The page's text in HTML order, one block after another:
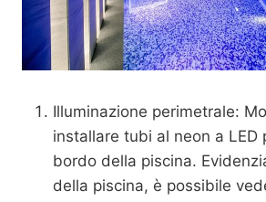
Illuminazione perimetrale:
installare tubi al neon a LED
bordo della piscina.
della piscina, è possibile